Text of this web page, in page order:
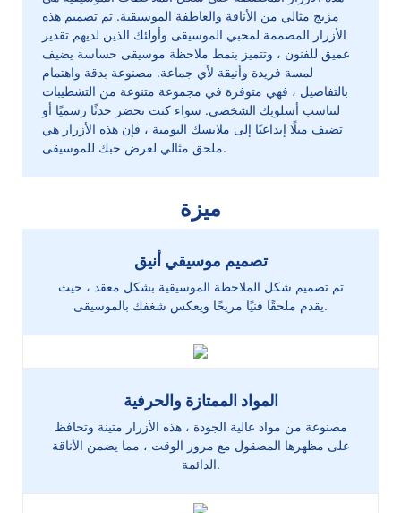
مزيج مثالي من الأناقة والعاطفة الموسيقية. تم تصميم هذه
الأزرار المصممة لمحبي الموسيقى وأولئك الذين لديهم تقدير
عميق للفنون ، وتتميز بنمط ملاحظة موسيقى حساسة يضيف
لمسة فريدة وأنيقة لأي جماعة. مصنوعة بدقة واهتمام
بالتفاصيل ، فهي متوفرة في مجموعة متنوعة من التشطيبات
لتناسب أسلوبك الشخصي. سواء كنت تحضر حدثًا رسميًا أو
تضيف ميلًا إبداعيًا إلى ملابسك اليومية ، فإن هذه الأزرار هي
ملحق مثالي لعرض حبك للموسيقى.
ميزة
تصميم موسيقي أنيق
تم تصميم شكل الملاحظة الموسيقية بشكل معقد ، حيث
يقدم ملحقًا فنيًا مريحًا ويعكس شغفك بالموسيقى.
المواد الممتازة والحرفية
مصنوعة من مواد عالية الجودة ، هذه الأزرار متينة وتحافظ
على مظهرها المصقول مع مرور الوقت ، مما يضمن الأناقة
الدائمة.